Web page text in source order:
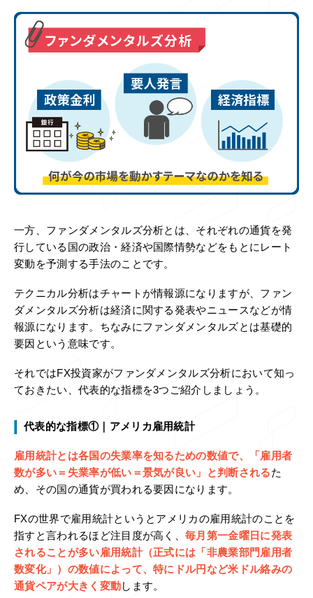
一方、ファンダメンタルズ分析とは、それぞれの通貨を発
行している国の政治・経済や国際情勢などをもとにレート
変動を予測する手法のことです。
テクニカル分析はチャートが情報源になりますが、ファン
ダメンタルズ分析は経済に関する発表やニュースなどが情
報源になります。ちなみにファンダメンタルズとは基礎的
要因という意味です。
それではFX投資家がファンダメンタルズ分析において知っ
ておきたい、代表的な指標を3つご紹介しましょう。
代表的な指標①｜アメリカ雇用統計
雇用統計とは各国の失業率を知るための数値で、「雇用者
数が多い＝失業率が低い＝景気が良い」と判断されるた
め、その国の通貨が買われる要因になります。
FXの世界で雇用統計というとアメリカの雇用統計のことを
指すと言われるほど注目度が高く、毎月第一金曜日に発表
されることが多い雇用統計（正式には「非農業部門雇用者
数変化」）の数値によって、特にドル円など米ドル絡みの
通貨ペアが大きく変動します。